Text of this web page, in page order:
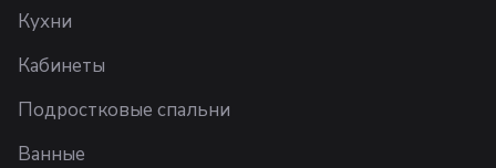
Кухни
Кабинеты
Подростковые спальни
Ванные